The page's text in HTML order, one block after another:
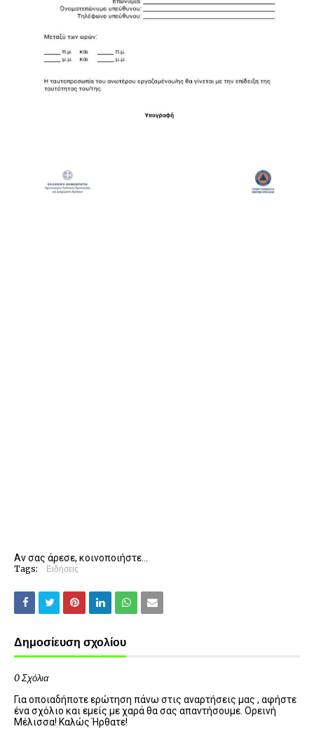
Αν σας άρεσε, κοινοποιήστε...
Tags: Ειδήσεις
Δημοσίευση σχολίου
0 Σχόλια
Για οποιαδήποτε ερώτηση πάνω στις αναρτήσεις μας , αφήστε
ένα σχόλιο και εμείς με χαρά θα σας απαντήσουμε. Ορεινή
Μέλισσα! Καλώς Ήρθατε!